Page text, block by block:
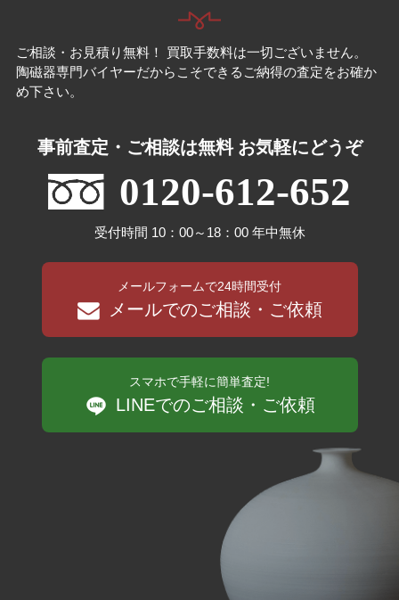
ご相談・お見積り無料！ 買取手数料は一切ございません。
陶磁器専門バイヤーだからこそできるご納得の査定をお確か
め下さい。
事前査定・ご相談は無料 お気軽にどうぞ
0120-612-652
受付時間 10：00～18：00 年中無休
メールフォームで24時間受付
メールでのご相談・ご依頼
スマホで手軽に簡単査定!
LINEでのご相談・ご依頼